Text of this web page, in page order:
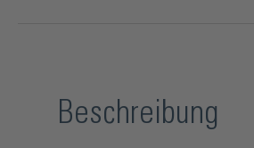
Beschreibung